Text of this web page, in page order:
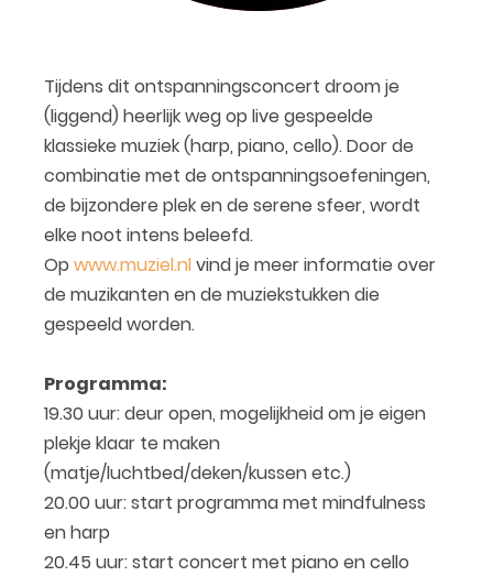
Tijdens dit ontspanningsconcert droom je
(liggend) heerlijk weg op live gespeelde
klassieke muziek (harp, piano, cello). Door de
combinatie met de ontspanningsoefeningen,
de bijzondere plek en de serene sfeer, wordt
elke noot intens beleefd.
Op www.muziel.nlvind je meer informatie over
de muzikanten en de muziekstukken die
gespeeld worden.
Programma:
19.30 uur: deur open, mogelijkheid om je eigen
plekje klaar te maken
(matje/luchtbed/deken/kussen etc.)
20.00 uur: start programma met mindfulness
en harp
20.45 uur: start concert met piano en cello